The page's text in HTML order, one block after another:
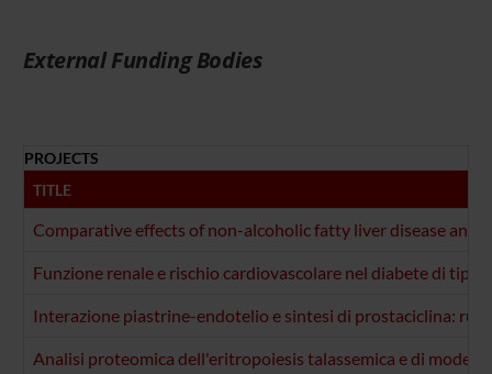
External Funding Bodies
PROJECTS
TITLE
Comparative effects of non-alcoholic fatty liver disease
Funzione renale e rischio cardiovascolare nel diabete di
Interazione piastrine-endotelio e sintesi di prostaciclina:
Analisi proteomica dell'eritropoiesis talassemica e di